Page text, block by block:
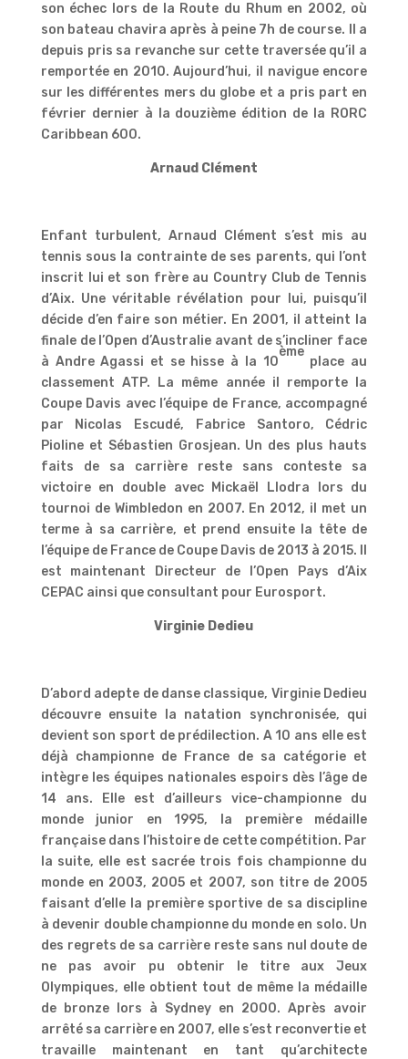
son échec lors de la Route du Rhum en 2002, où
son bateau chavira après à peine 7h de course. Il a
depuis pris sa revanche sur cette traversée qu’il a
remportée en 2010. Aujourd’hui, il navigue encore
sur les différentes mers du globe et a pris part en
février dernier à la douzième édition de la RORC
Caribbean 600.
Arnaud Clément
Enfant turbulent, Arnaud Clément s’est mis au
tennis sous la contrainte de ses parents, qui l’ont
inscrit lui et son frère au Country Club de Tennis
d’Aix. Une véritable révélation pour lui, puisqu’il
décide d’en faire son métier. En 2001, il atteint la
finale de l’Open d’Australie avant de s’incliner face
à Andre Agassi et se hisse à la 10
ème
place au
classement ATP. La même année il remporte la
Coupe Davis avec l’équipe de France, accompagné
par Nicolas Escudé, Fabrice Santoro, Cédric
Pioline et Sébastien Grosjean. Un des plus hauts
faits de sa carrière reste sans conteste sa
victoire en double avec Mickaël Llodra lors du
tournoi de Wimbledon en 2007. En 2012, il met un
terme à sa carrière, et prend ensuite la tête de
l’équipe de France de Coupe Davis de 2013 à 2015. Il
est maintenant Directeur de l’Open Pays d’Aix
CEPAC ainsi que consultant pour Eurosport.
Virginie Dedieu
D’abord adepte de danse classique, Virginie Dedieu
découvre ensuite la natation synchronisée, qui
devient son sport de prédilection. A 10 ans elle est
déjà championne de France de sa catégorie et
intègre les équipes nationales espoirs dès l’âge de
14 ans. Elle est d’ailleurs vice-championne du
monde junior en 1995, la première médaille
française dans l’histoire de cette compétition. Par
la suite, elle est sacrée trois fois championne du
monde en 2003, 2005 et 2007, son titre de 2005
faisant d’elle la première sportive de sa discipline
à devenir double championne du monde en solo. Un
des regrets de sa carrière reste sans nul doute de
ne pas avoir pu obtenir le titre aux Jeux
Olympiques, elle obtient tout de même la médaille
de bronze lors à Sydney en 2000. Après avoir
arrêté sa carrière en 2007, elle s’est reconvertie et
travaille maintenant en tant qu’architecte